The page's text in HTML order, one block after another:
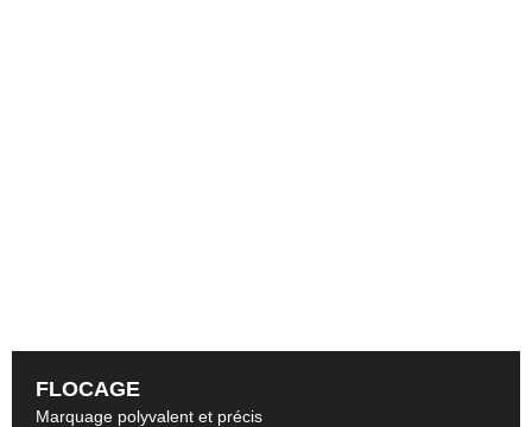
FLOCAGE
Marquage polyvalent et précis